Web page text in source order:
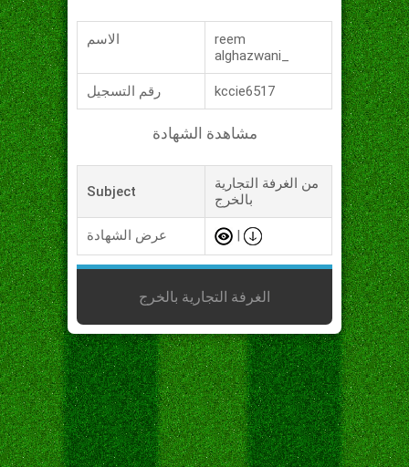
الاسم
reem
alghazwani_
رقم التسجيل kccie6517
مشاهدة الشهادة
Subject
من الغرفة التجارية
بالخرج
عرض الشهادة
الغرفة التجارية بالخرج